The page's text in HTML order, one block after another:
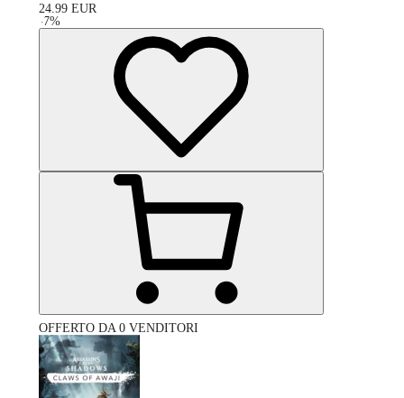
24.99 EUR
-7%
OFFERTO DA 0 VENDITORI